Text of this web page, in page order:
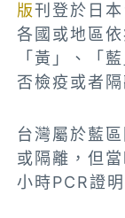
版刊登於日
各國或地區
「黃」、「
否檢疫或者隔
台灣屬於藍
或隔離，但
小時PCR證明